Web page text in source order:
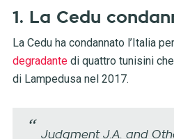
1. La Cedu
La Cedu ha condannato l’Italia per
degradantedi quattro tunisini
di Lampedusa nel 2017.
Judgment J.A. and